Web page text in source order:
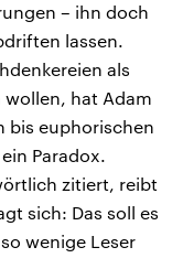
– ihn doch
lassen.
als
wollen, hat Adam
bis euphorischen
Paradox.
zitiert, reibt
sich: Das soll es
wenige Leser